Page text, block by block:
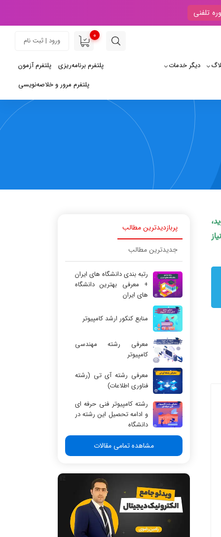
تلفنی
0
ورود | ثبت نام
دیگر خدمات پلتفرم آزمون
پلتفرم برنامه‌ریزی
پلتفرم مرور و خلاصه‌نویسی
پربازدیدترین مطالب
جدیدترین مطالب
رتبه بندی دانشگاه های ایران
+ معرفی بهترین دانشگاه
های ایران
منابع کنکور ارشد کامپیوتر
معرفی رشته مهندسی
کامپیوتر
معرفی رشته آی تی (رشته
فناوری اطلاعات)
رشته کامپیوتر فنی حرفه ای
و ادامه تحصیل این رشته در
دانشگاه
مشاهده تمامی مقالات